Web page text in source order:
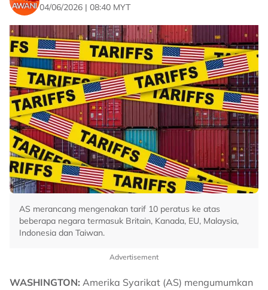
04/06/2026 | 08:40 MYT
AS merancang mengenakan tarif 10 peratus ke atas
beberapa negara termasuk Britain, Kanada, EU, Malaysia,
Indonesia dan Taiwan.
Advertisement
WASHINGTON: Amerika Syarikat (AS) mengumumkan